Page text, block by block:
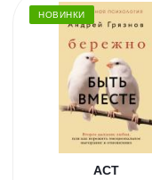
НОВИНКИ
АСТ